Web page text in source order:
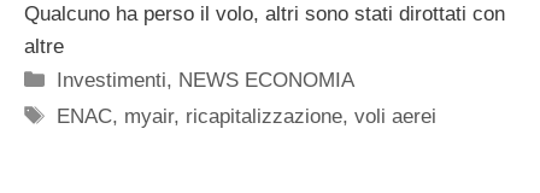
Qualcuno ha perso il volo, altri sono stati dirottati con
altre
Categorie
Investimenti, NEWS ECONOMIA
Tag
ENAC, myair, ricapitalizzazione,voli aerei